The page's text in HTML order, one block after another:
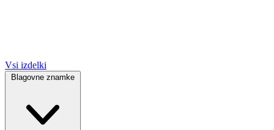
Vsi izdelki
Blagovne znamke